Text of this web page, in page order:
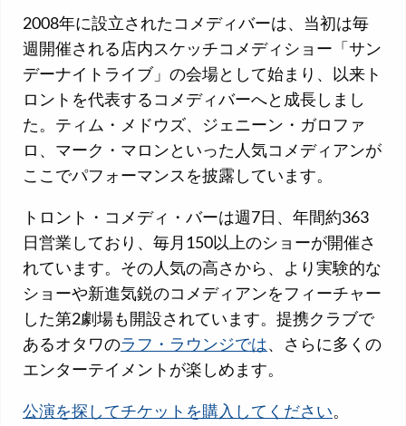
2008年に設立されたコメディバーは、当初は毎
週開催される店内スケッチコメディショー「サン
デーナイトライブ」の会場として始まり、以来ト
ロントを代表するコメディバーへと成長しまし
た。ティム・メドウズ、ジェニーン・ガロファ
ロ、マーク・マロンといった人気コメディアンが
ここでパフォーマンスを披露しています。
トロント・コメディ・バーは週7日、年間約363
日営業しており、毎月150以上のショーが開催さ
れています。その人気の高さから、より実験的な
ショーや新進気鋭のコメディアンをフィーチャー
した第2劇場も開設されています。提携クラブで
あるオタワのラフ・ラウンジでは、さらに多くの
エンターテイメントが楽しめます。
公演を探してチケットを購入してください。